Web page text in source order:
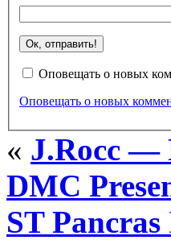
Оповещать о новых
Оповещать о новых
« J.Rocc —
DMC
ST